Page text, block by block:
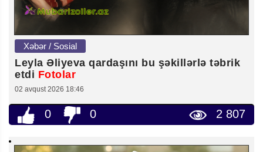
Xəbər / Sosial
Leyla Əliyeva qardaşını bu şəkillərlə təbrik
etdi Fotolar
02 avqust 2026 18:46
0 0 2 807